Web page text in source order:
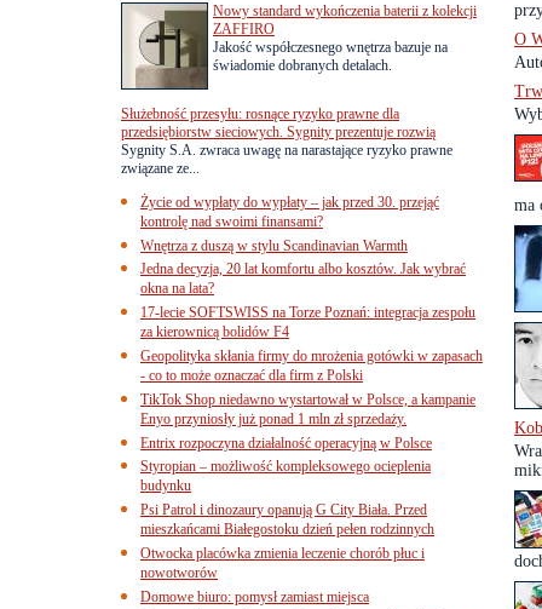
O
ma
Nowy standard wykończenia baterii z kolekcji
ZAFFIRO
Jakość współczesnego wnętrza bazuje na
świadomie dobranych detalach.
Służebność przesyłu: rosnące ryzyko prawne dla
przedsiębiorstw sieciowych. Sygnity prezentuje rozwią
Sygnity S.A. zwraca uwagę na narastające ryzyko prawne
związane ze...
Życie od wypłaty do wypłaty – jak przed 30. przejąć
kontrolę nad swoimi finansami?
Wnętrza z duszą w stylu Scandinavian Warmth
Jedna decyzja, 20 lat komfortu albo kosztów. Jak wybrać
okna na lata?
17-lecie SOFTSWISS na Torze Poznań: integracja zespołu
za kierownicą bolidów F4
Geopolityka skłania firmy do mrożenia gotówki w zapasach
- co to może oznaczać dla firm z Polski
TikTok Shop niedawno wystartował w Polsce, a kampanie
Enyo przyniosły już ponad 1 mln zł sprzedaży.
Entrix rozpoczyna działalność operacyjną w Polsce
Styropian – możliwość kompleksowego ocieplenia
budynku
Psi Patrol i dinozaury opanują G City Biała. Przed
mieszkańcami Białegostoku dzień pełen rodzinnych
Otwocka placówka zmienia leczenie chorób płuc i
nowotworów
Domowe biuro: pomysł zamiast miejsca